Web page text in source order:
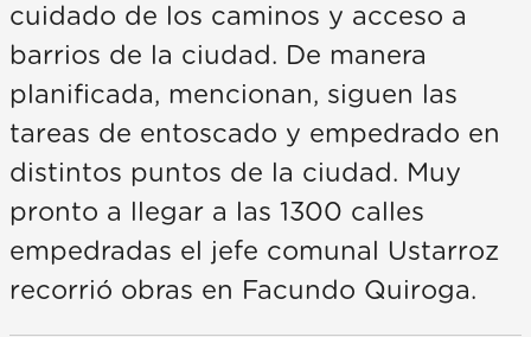
cuidado de los caminos y acceso a
barrios de la ciudad. De manera
planificada, mencionan, siguen las
tareas de entoscado y empedrado en
distintos puntos de la ciudad. Muy
pronto a llegar a las 1300 calles
empedradas el jefe comunal Ustarroz
recorrió obras en Facundo Quiroga.